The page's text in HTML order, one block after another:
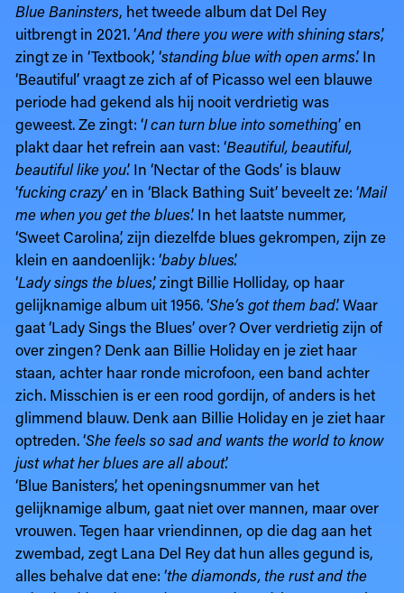
Blue Baninsters, het tweede album dat Del Rey
uitbrengt in 2021. ‘And there you were with shining stars,’
zingt ze in ‘Textbook’, ‘standing blue with open arms.’ In
‘Beautiful’ vraagt ze zich af of Picasso wel een blauwe
periode had gekend als hij nooit verdrietig was
geweest. Ze zingt: ‘I can turn blue into something’ en
plakt daar het refrein aan vast: ‘Beautiful, beautiful,
beautiful like you.’ In ‘Nectar of the Gods’ is blauw
‘fucking crazy’ en in ‘Black Bathing Suit’ beveelt ze: ‘Mail
me when you get the blues.’ In het laatste nummer,
‘Sweet Carolina’, zijn diezelfde blues gekrompen, zijn ze
klein en aandoenlijk: ‘baby blues’.
‘Lady sings the blues,’ zingt Billie Holliday, op haar
gelijknamige album uit 1956. ‘She’s got them bad.’ Waar
gaat ‘Lady Sings the Blues’ over? Over verdrietig zijn of
over zingen? Denk aan Billie Holiday en je ziet haar
staan, achter haar ronde microfoon, een band achter
zich. Misschien is er een rood gordijn, of anders is het
glimmend blauw. Denk aan Billie Holiday en je ziet haar
optreden. ‘She feels so sad and wants the world to know
just what her blues are all about.’
‘Blue Banisters’, het openingsnummer van het
gelijknamige album, gaat niet over mannen, maar over
vrouwen. Tegen haar vriendinnen, op die dag aan het
zwembad, zegt Lana Del Rey dat hun alles gegund is,
alles behalve dat ene: ‘the diamonds, the rust and the